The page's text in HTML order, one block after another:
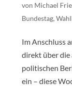
von Michael
Bundestag,
Im Anschluss
direkt über die
politischen
ein – diese